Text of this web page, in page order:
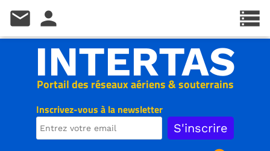
Inscrivez-vous à la newsletter
Portail des réseaux aériens & souterrains
INTERTAS
storage
mail person